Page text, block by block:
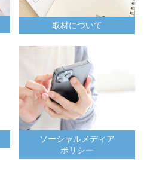
取材について
ソーシャルメディア
ポリシー